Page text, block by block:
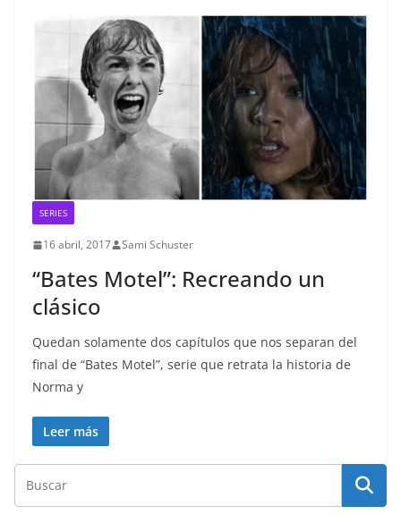
SERIES
16 abril, 2017 Sami Schuster
“Bates Motel”: Recreando un
clásico
Quedan solamente dos capítulos que nos separan del
final de “Bates Motel”, serie que retrata la historia de
Norma y
Leer más